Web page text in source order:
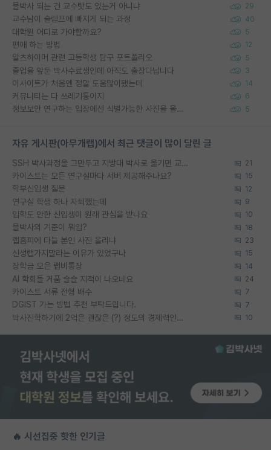
물박사 되는 건 교수탓도 있는거 아니냐 29
교수님이 슬럼프에 빠지게 되는 과정 40
대학원 어디로 가야할까요? 5
편애 하는 방법 12
알츠하이머 관련 고등학생 탐구 포트폴리오 5
졸업을 앞둔 박사수료생인데 아직도 출장다닙니다 3
이사이트가 처음엔 정말 도움많이됐는데 14
커뮤니티는 다 쓰레기통이지 6
정보보안 연구하는 입장에선 식별가능한 사진을 올리는건 비추이긴함 5
자유 게시판(아무개랩)에서 최근 댓글이 많이 달린 글
SSH 박사과정을 그만두고 지방대 박사로 옮기면 교수의 꿈은 끝일까요? 21
카이스트는 모든 연구실마다 서버 제공해주나요? 15
학부신입생 질문 12
연구실 학생 하나 자퇴했는데 9
입학도 안한 신입생이 원래 관심을 받나요 10
물박사의 기준이 뭐임? 18
랩홈피에 다들 본인 사진 올리냐 23
신생랩가지말라는 이유가 있었구나 15
장학금 모은 랩비통장 14
AI 학회들 거품 슬슬 지적이 나오네요 24
카이스트 서류 전형 배수 7
DGIST 가는 방법 추천 부탁드립니다. 7
박사진학하기에 2억은 괜찮은 (?) 정도의 경제력인가요 10
🔥 시선집중 핫한 인기글